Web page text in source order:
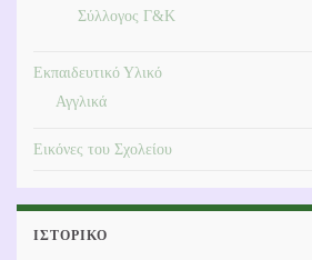
Σύλλογος Γ&Κ
Εκπαιδευτικό Υλικό
Αγγλικά
Εικόνες του Σχολείου
ΙΣΤΟΡΙΚΌ